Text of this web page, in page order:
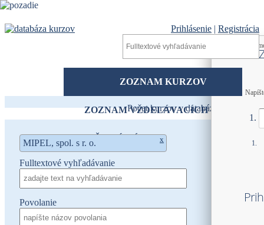
Prihlásenie | Registrácia
Prihlasovacie
Prihlasovacie
ZOZNAM KURZOV
ZOZNAM VZDELÁVACÍCH
INŠTITÚCIÍ
KONTAKTY
Počet kurzov v databáze
MIPEL, spol. s r. o. x
Fulltextové vyhľadávanie
Povolanie